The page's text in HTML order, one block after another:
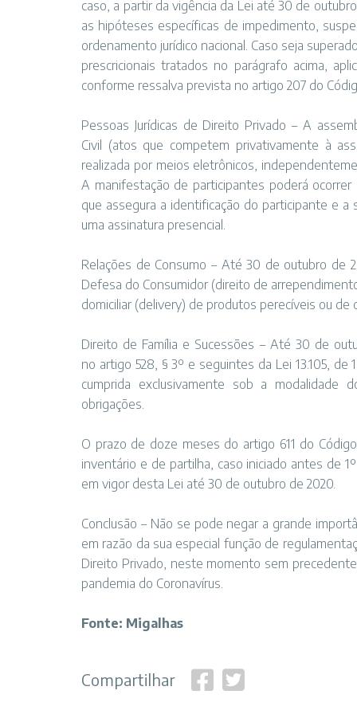
caso, a partir da vigência da Lei até 30 de
as hipóteses específicas de impedimento,
ordenamento jurídico nacional. Caso seja
prescricionais tratados no parágrafo acima,
conforme ressalva prevista no artigo 207 do
Pessoas Jurídicas de Direito Privado – A
Civil
(atos que competem privativamente à
realizada por meios eletrônicos,
A manifestação de participantes poderá
que assegura a identificação do participante e
uma assinatura presencial.
Relações de Consumo – Até 30 de outubro de
Defesa do Consumidor (direito de
domiciliar (delivery) de produtos perecíveis ou
Direito de Família e Sucessões – Até 30 de
no artigo 528, § 3º e seguintes da Lei 13.105, de
cumprida exclusivamente sob a modalidade
obrigações.
O prazo de doze meses do artigo 611 do
inventário e de partilha, caso iniciado antes de
em vigor desta Lei até 30 de outubro de 2020.
Conclusão – Não se pode negar a grande
em razão da sua especial função de
Direito Privado, neste momento sem
pandemia do Coronavírus.
Fonte: Migalhas
Compartilhar